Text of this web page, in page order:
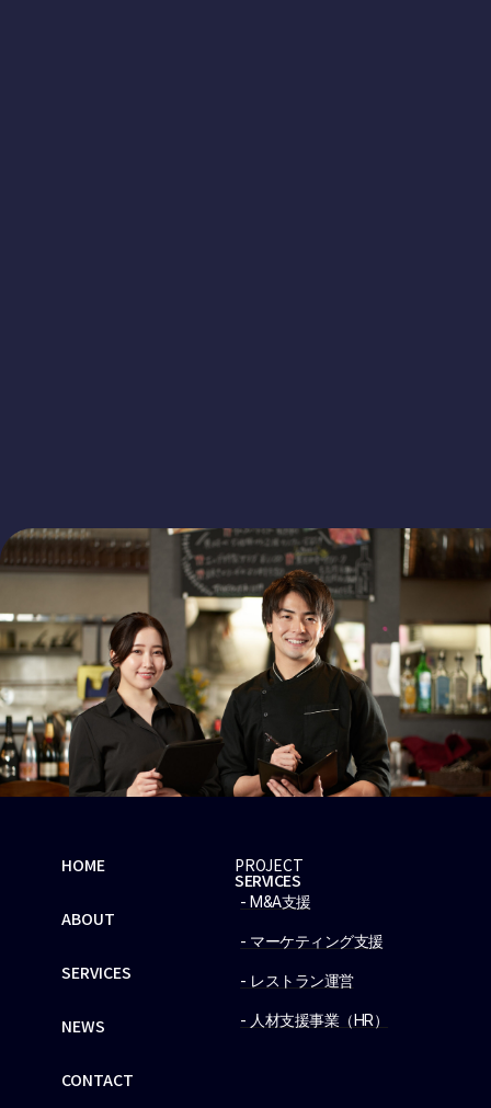
HOME
ABOUT
SERVICES
NEWS
CONTACT
PROJECT
SERVICES
- M&A支援
- マーケティング支援
- レストラン運営
- 人材支援事業（HR）